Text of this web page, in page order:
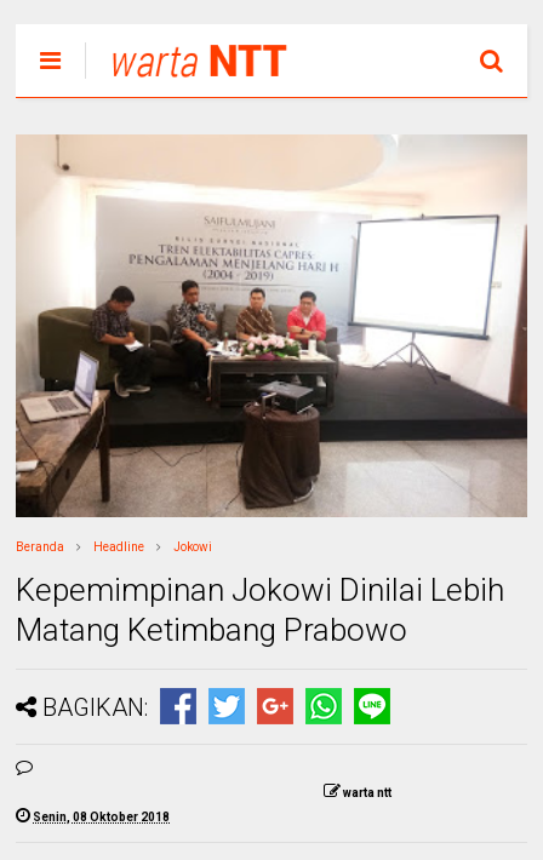
Beranda Headline Jokowi
Kepemimpinan Jokowi Dinilai Lebih
Matang Ketimbang Prabowo
BAGIKAN:
warta ntt
Senin, 08 Oktober 2018